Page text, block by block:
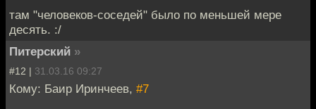
там "человеков-соседей" было по меньшей мере
десять. :/
Питерский »
#12 | 31.03.16 09:27
Кому: Баир Иринчеев, #7